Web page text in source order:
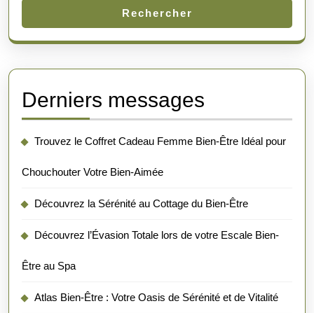
Rechercher
Derniers messages
Trouvez le Coffret Cadeau Femme Bien-Être Idéal pour
Chouchouter Votre Bien-Aimée
Découvrez la Sérénité au Cottage du Bien-Être
Découvrez l’Évasion Totale lors de votre Escale Bien-
Être au Spa
Atlas Bien-Être : Votre Oasis de Sérénité et de Vitalité